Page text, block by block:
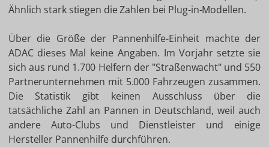
Ähnlich stark stiegen die Zahlen bei Plug-in-Modellen.
Über die Größe der Pannenhilfe-Einheit machte der
ADAC dieses Mal keine Angaben. Im Vorjahr setzte sie
sich aus rund 1.700 Helfern der "Straßenwacht" und 550
Partnerunternehmen mit 5.000 Fahrzeugen zusammen.
Die Statistik gibt keinen Ausschluss über die
tatsächliche Zahl an Pannen in Deutschland, weil auch
andere Auto-Clubs und Dienstleister und einige
Hersteller Pannenhilfe durchführen.